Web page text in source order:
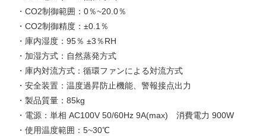
・CO2制御範囲：0％~20.0％
・CO2制御精度：±0.1％
・庫内湿度：95％ ±3％RH
・加湿方式：自然蒸発方式
・庫内対流方式：循環ファンによる対流方式
・安全装置：温度過昇防止機能、警報接点出力
・製品質量：85kg
・電源：単相 AC100V 50/60Hz 9A(max) 消費電力 900W
・使用温度範囲：5~30℃